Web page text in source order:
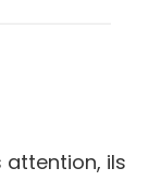
attention, ils